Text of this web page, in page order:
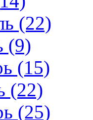
(22)
(9)
(15)
(22)
(25)